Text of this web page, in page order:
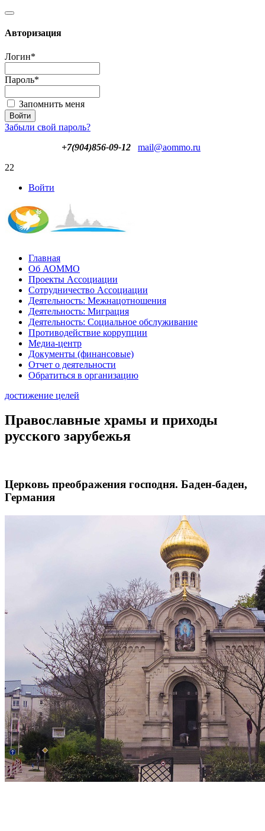
Авторизация
Логин*
Пароль*
Запомнить меня
Забыли свой пароль?
+7(904)856-09-12
mail@aommo.ru
22
Войти
Главная
Об АОММО
Проекты Ассоциации
Сотрудничество Ассоциации
Деятельность: Межнацотношения
Деятельность: Миграция
Деятельность: Социальное обслуживание
Противодействие коррупции
Медиа-центр
Документы (финансовые)
Отчет о деятельности
Обратиться в организацию
достижение целей
Православные храмы и приходы
русского зарубежья
Церковь преображения господня. Баден-баден,
Германия